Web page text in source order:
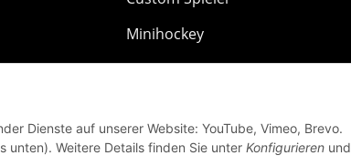
Dienste auf unserer Website: YouTube, Vimeo, Brevo.
unten). Weitere Details finden Sie unter Konfigurieren und
Minihockey
MyBauer
Textilien